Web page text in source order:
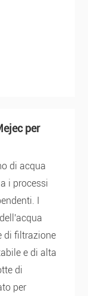
per
di acqua
i processi
I
di filtrazione
e di alta
di
per